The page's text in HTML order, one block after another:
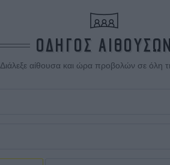
ΟΔΗΓΟΣ ΑΙΘΟΥΣΩΝ
Διάλεξε αίθουσα και ώρα προβολών σε όλη